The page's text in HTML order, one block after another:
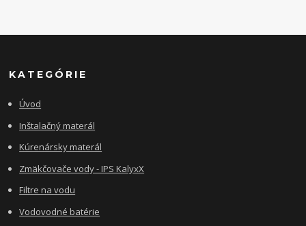
KATEGÓRIE
Úvod
Inštalačný materál
Kúrenársky materál
Zmäkčovače vody - IPS KalyxX
Filtre na vodu
Vodovodné batérie